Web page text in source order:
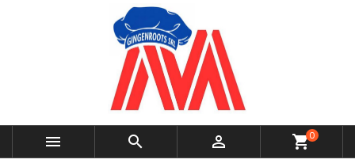
   shopping_cart0